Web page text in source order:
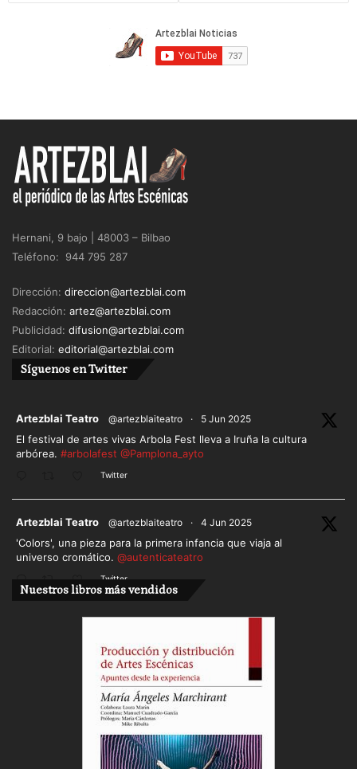
Hernani, 9 bajo | 48003 – Bilbao
Teléfono: 944 795 287
Dirección: direccion@artezblai.com
Redacción: artez@artezblai.com
Publicidad: difusion@artezblai.com
Editorial: editorial@artezblai.com
Síguenos en Twitter
Artezblai Teatro @artezblaiteatro · 5 Jun 2025
El festival de artes vivas Arbola Fest lleva a Iruña la cultura
arbórea. #arbolafest @Pamplona_ayto
Twitter
Artezblai Teatro @artezblaiteatro · 4 Jun 2025
'Colors', una pieza para la primera infancia que viaja al
universo cromático. @autenticateatro
Twitter
Cargar más
Nuestros libros más vendidos